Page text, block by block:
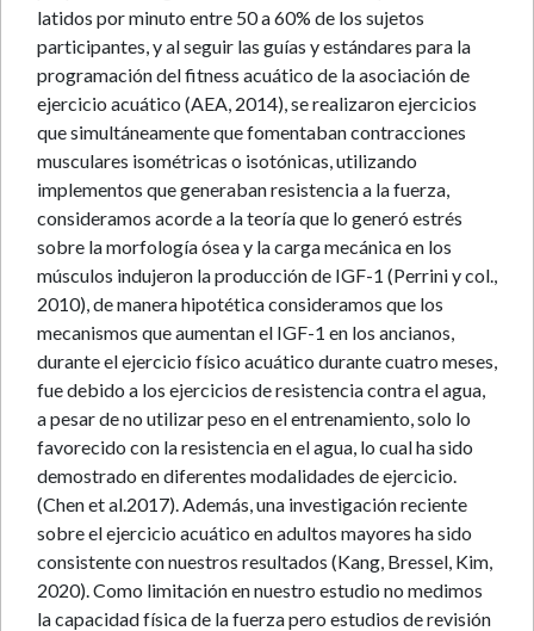
latidos por minuto entre 50 a 60% de los sujetos
participantes, y al seguir las guías y estándares para la
programación del fitness acuático de la asociación de
ejercicio acuático (AEA, 2014), se realizaron ejercicios
que simultáneamente que fomentaban contracciones
musculares isométricas o isotónicas, utilizando
implementos que generaban resistencia a la fuerza,
consideramos acorde a la teoría que lo generó estrés
sobre la morfología ósea y la carga mecánica en los
músculos indujeron la producción de IGF-1 (Perrini y col.,
2010), de manera hipotética consideramos que los
mecanismos que aumentan el IGF-1 en los ancianos,
durante el ejercicio físico acuático durante cuatro meses,
fue debido a los ejercicios de resistencia contra el agua,
a pesar de no utilizar peso en el entrenamiento, solo lo
favorecido con la resistencia en el agua, lo cual ha sido
demostrado en diferentes modalidades de ejercicio.
(Chen et al.2017). Además, una investigación reciente
sobre el ejercicio acuático en adultos mayores ha sido
consistente con nuestros resultados (Kang, Bressel, Kim,
2020). Como limitación en nuestro estudio no medimos
la capacidad física de la fuerza pero estudios de revisión